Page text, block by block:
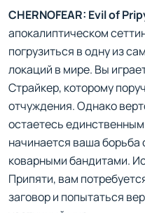
CHERNOFEAR: Evil of
апокалиптическом
погрузиться в одну из
локаций в мире. Вы
Страйкер, которому
отчуждения. Однако
остаетесь
начинается ваша борьба
коварными бандитами.
Припяти, вам
заговор и попытаться